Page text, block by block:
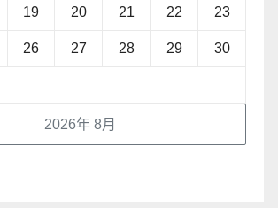
2026年 8月
19 20 21 22 23
26 27 28 29 30